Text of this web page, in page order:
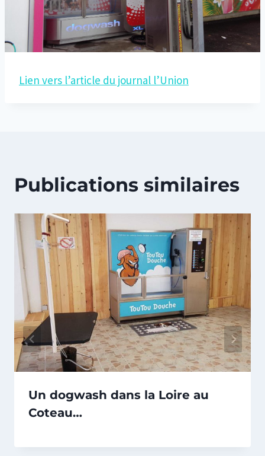
Lien vers l’article du journal l’Union
Publications similaires
Un dogwash dans la Loire au
Coteau…